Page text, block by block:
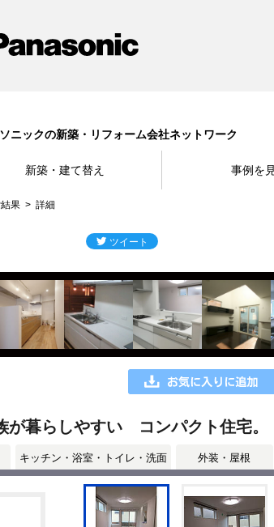
ニックの新築・リフォーム会社ネットワーク
新築・建て替え 事例を
果 詳細
が暮らしやすい コンパクト住宅。
キッチン・浴室・トイレ・洗面 外装・屋根